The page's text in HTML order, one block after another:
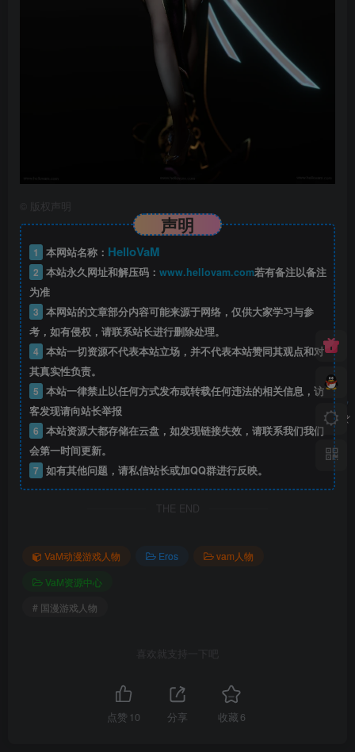
版权声明
声明
1 本网站名称： HelloVaM
2 本站永久网址和解压码： www.hellovam.com若有备注以备注
为准
3 本网站的文章部分内容可能来源于网络，仅供大家学习与参
考，如有侵权，请联系站长进行删除处理。
4 本站一切资源不代表本站立场，并不代表本站赞同其观点和对
其真实性负责。
5 本站一律禁止以任何方式发布或转载任何违法的相关信息，访
客发现请向站长举报
6 本站资源大都存储在云盘，如发现链接失效，请联系我们我们
会第一时间更新。
7 如有其他问题，请私信站长或加QQ群进行反映。
THE END
VaM动漫游戏人物 Eros
vam人物
VaM资源中心
# 国漫游戏人物
喜欢就支持一下吧
点赞 10 分享 收藏 6